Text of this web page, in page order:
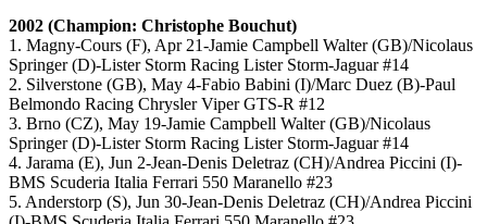
2002 (Champion: Christophe Bouchut)
1. Magny-Cours (F), Apr 21-Jamie Campbell Walter (GB)/Nicolaus
Springer (D)-Lister Storm Racing Lister Storm-Jaguar #14
2. Silverstone (GB), May 4-Fabio Babini (I)/Marc Duez (B)-Paul
Belmondo Racing Chrysler Viper GTS-R #12
3. Brno (CZ), May 19-Jamie Campbell Walter (GB)/Nicolaus
Springer (D)-Lister Storm Racing Lister Storm-Jaguar #14
4. Jarama (E), Jun 2-Jean-Denis Deletraz (CH)/Andrea Piccini (I)-
BMS Scuderia Italia Ferrari 550 Maranello #23
5. Anderstorp (S), Jun 30-Jean-Denis Deletraz (CH)/Andrea Piccini